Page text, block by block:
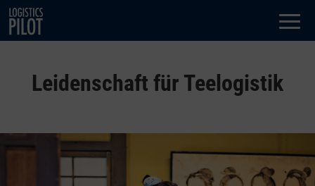
Dialog
window
Leidenschaft für Teelogistik